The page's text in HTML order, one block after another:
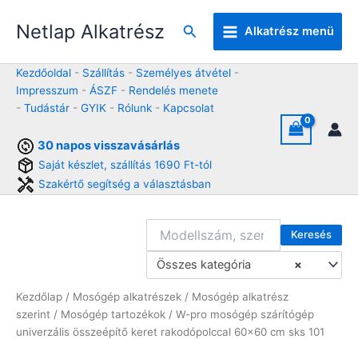
Netlap Alkatrész Keresés Alkatrész menü
Kezdőoldal - Szállítás - Személyes átvétel -
Impresszum - ÁSZF - Rendelés menete
- Tudástár - GYIK - Rólunk - Kapcsolat
30 napos visszavásárlás
Saját készlet, szállítás 1690 Ft-tól
Szakértő segítség a választásban
Keresés
×
Összes kategória
Kezdőlap / Mosógép alkatrészek / Mosógép alkatrész
szerint / Mosógép tartozékok / W-pro mosógép szárítógép
univerzális összeépítő keret rakodópolccal 60×60 cm sks 101